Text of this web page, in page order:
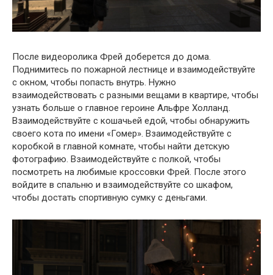
После видеоролика Фрей доберется до дома.
Поднимитесь по пожарной лестнице и взаимодействуйте
с окном, чтобы попасть внутрь. Нужно
взаимодействовать с разными вещами в квартире, чтобы
узнать больше о главное героине Альфре Холланд.
Взаимодействуйте с кошачьей едой, чтобы обнаружить
своего кота по имени «Гомер». Взаимодействуйте с
коробкой в главной комнате, чтобы найти детскую
фотографию. Взаимодействуйте с полкой, чтобы
посмотреть на любимые кроссовки Фрей. После этого
войдите в спальню и взаимодействуйте со шкафом,
чтобы достать спортивную сумку с деньгами.